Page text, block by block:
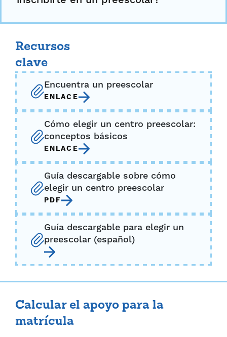
Recursos
clave
Encuentra un preescolar
ENLACE
Cómo elegir un centro preescolar:
conceptos básicos
ENLACE
Guía descargable sobre cómo
elegir un centro preescolar
PDF
Guía descargable para elegir un
preescolar (español)
Calcular el apoyo para la
matrícula